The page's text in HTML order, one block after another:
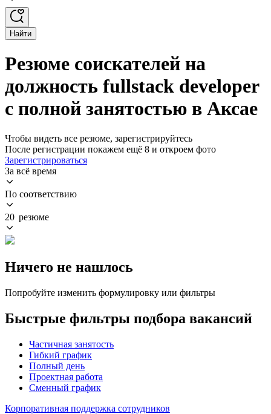
Найти
Резюме соискателей на
должность fullstack developer
с полной занятостью в Аксае
Чтобы видеть все резюме, зарегистрируйтесь
После регистрации покажем ещё 8 и откроем фото
Зарегистрироваться
За всё время
По соответствию
20 резюме
Ничего не нашлось
Попробуйте изменить формулировку или фильтры
Быстрые фильтры подбора вакансий
Частичная занятость
Гибкий график
Полный день
Проектная работа
Сменный график
Корпоративная поддержка сотрудников